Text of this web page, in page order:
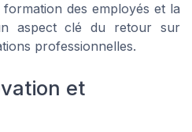
des employés et la
aspect clé du retour sur
professionnelles.
et